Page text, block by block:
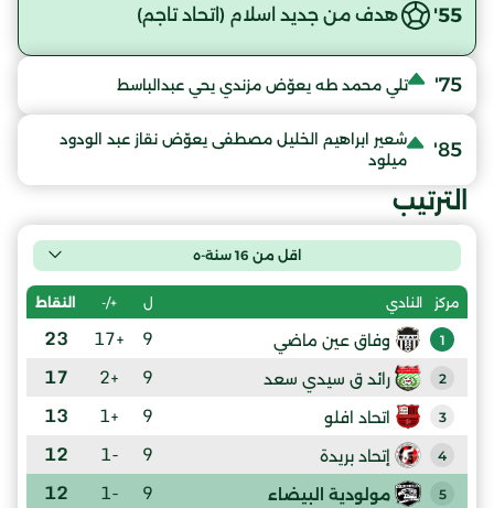
55' هدف من جديد اسلام (اتحاد تاجم)
75' تلي محمد طه يعوّض مزندي يحي عبدالباسط
85'
شعير ابراهيم الخليل مصطفى يعوّض نقاز عبد الودود
ميلود
الترتيب
اقل من 16 سنة-ه
مركز النادي ل +/- النقاط
1 وفاق عين ماضي 9
+17
23
2 رائد ق سيدي سعد 9
+2
17
3 اتحاد افلو 9
+1
13
4 إتحاد بريدة 9
-1
12
5 مولودية البيضاء 9
-1
12